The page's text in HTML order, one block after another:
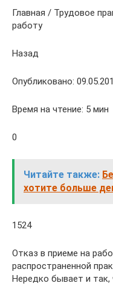
Главная / Трудовое
работу
Назад
Опубликовано:
Время на чтение: 5 мин
0
Читайте также:
хотите больше
1524
Отказ в приеме на
распространенной
Нередко бывает и